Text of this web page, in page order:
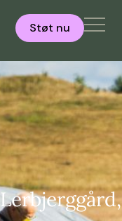
Støt nu
Lerbjerggård,